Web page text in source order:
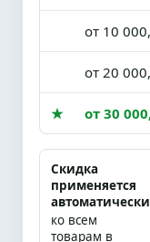
от 10
от 20
★ от 30
Скидка
применяется
автоматически
ко всем
товарам в